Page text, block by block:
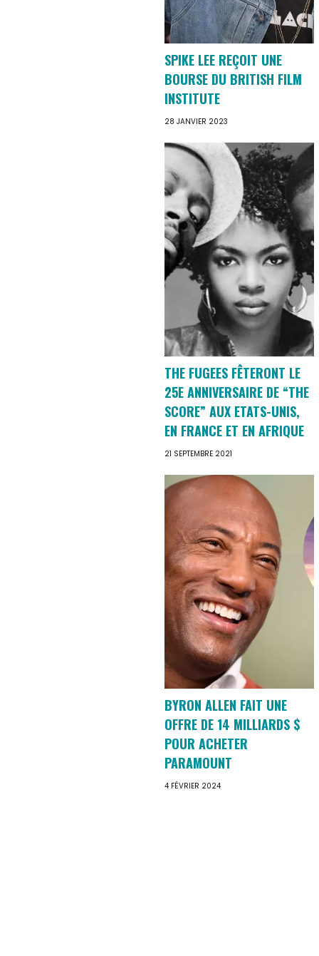
SPIKE LEE REÇOIT UNE
BOURSE DU BRITISH FILM
INSTITUTE
28 JANVIER 2023
THE FUGEES FÊTERONT LE
25E ANNIVERSAIRE DE “THE
SCORE” AUX ETATS-UNIS,
EN FRANCE ET EN AFRIQUE
21 SEPTEMBRE 2021
BYRON ALLEN FAIT UNE
OFFRE DE 14 MILLIARDS $
POUR ACHETER
PARAMOUNT
4 FÉVRIER 2024